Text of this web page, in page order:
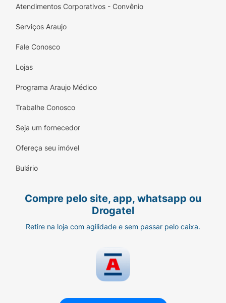
Atendimentos Corporativos - Convênio
Serviços Araujo
Fale Conosco
Lojas
Programa Araujo Médico
Trabalhe Conosco
Seja um fornecedor
Ofereça seu imóvel
Bulário
Compre pelo site, app, whatsapp ou
Drogatel
Retire na loja com agilidade e sem passar pelo caixa.